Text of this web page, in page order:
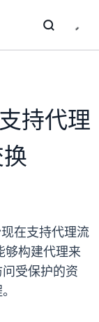
持代理
在支持代理流
够构建代理来
受保护的资